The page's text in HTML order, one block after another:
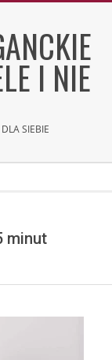
I NIE
SIEBIE
minut